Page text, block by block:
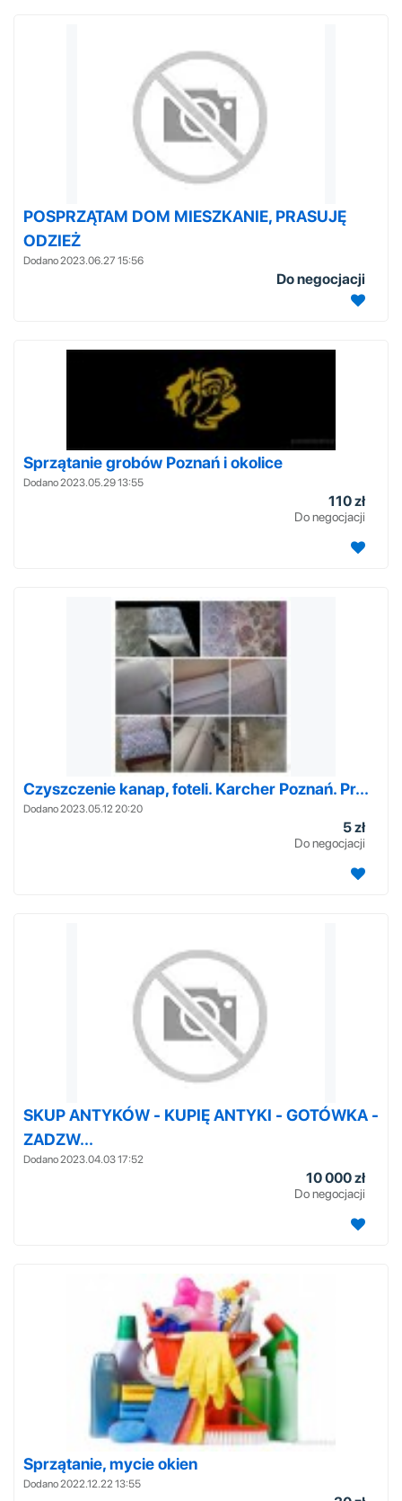
POSPRZĄTAM DOM MIESZKANIE, PRASUJĘ
ODZIEŻ
Dodano 2023.06.27 15:56
Do negocjacji
Sprzątanie grobów Poznań i okolice
Dodano 2023.05.29 13:55
110 zł
Do negocjacji
Czyszczenie kanap, foteli. Karcher Poznań. Pr...
Dodano 2023.05.12 20:20
5 zł
Do negocjacji
SKUP ANTYKÓW - KUPIĘ ANTYKI - GOTÓWKA -
ZADZW...
Dodano 2023.04.03 17:52
10 000 zł
Do negocjacji
Sprzątanie, mycie okien
Dodano 2022.12.22 13:55